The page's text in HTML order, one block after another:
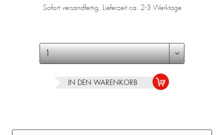
Sofort versandfertig, Lieferzeit ca. 2-3 Werktage
IN DEN WARENKORB